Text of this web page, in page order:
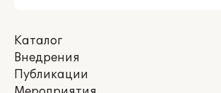
Каталог
Внедрения
Публикации